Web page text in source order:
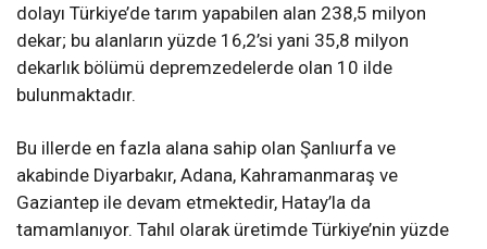
dolayı Türkiye’de tarım yapabilen alan 238,5 milyon
dekar; bu alanların yüzde 16,2’si yani 35,8 milyon
dekarlık bölümü depremzedelerde olan 10 ilde
bulunmaktadır.
Bu illerde en fazla alana sahip olan Şanlıurfa ve
akabinde Diyarbakır, Adana, Kahramanmaraş ve
Gaziantep ile devam etmektedir, Hatay’la da
tamamlanıyor. Tahıl olarak üretimde Türkiye’nin yüzde